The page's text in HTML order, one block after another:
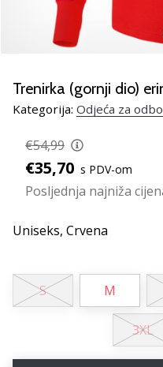
Pronađite
savršen
poklon
odbojku!
Pogledajte
naš
odaberite
obuću,
odjeću
opremu
marki
na
tržištu.
11. 8. 2022
Trenirka (gornji dio)
Kategorija: Odjeća za
€54,99
€35,70 s PDV-om
Posljednja najniža
Uniseks, Crvena
S M
3XL